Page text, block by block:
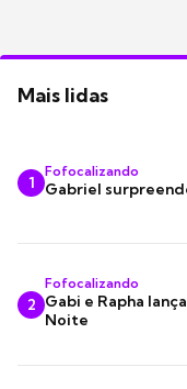
Mais lidas
1
Fofocalizando
Gabriel
2
Fofocalizando
Gabi e Rapha
Noite